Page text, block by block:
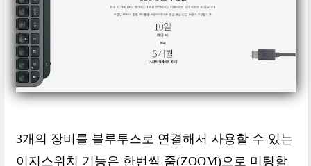
3개의 장비를 블루투스로 연결해서 사용할 수 있는
이지스위치 기능은 한번씩 줌(ZOOM)으로 미팅할